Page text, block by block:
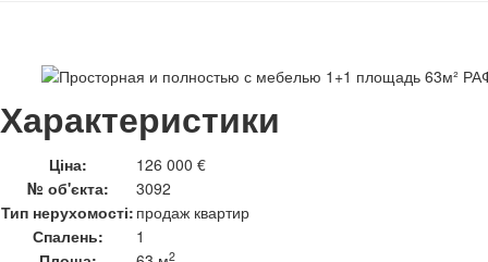
Характеристики
Ціна:
126 000 €
№ об'єкта:
3092
Тип нерухомості: продаж квартир
Спалень:
1
2